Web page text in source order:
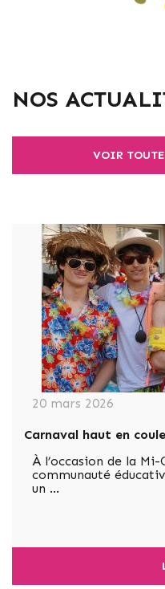
NOS
VOIR
20 mars 2026
Carnaval haut en
À l’occasion de la Mi-
communauté
un …